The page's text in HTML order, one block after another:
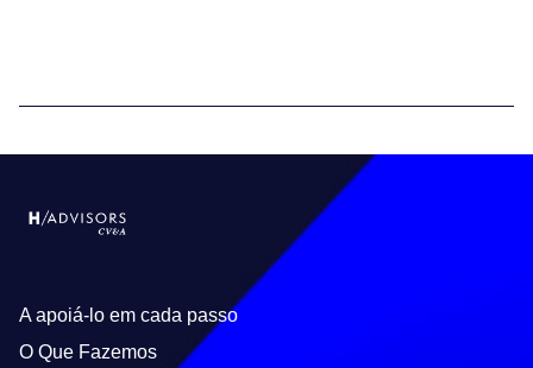
A apoiá-lo em cada passo
O Que Fazemos